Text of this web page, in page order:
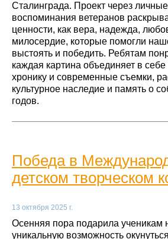
Сталинграда. Проект через
воспоминания ветеранов
ценности, как вера, надежда,
милосердие, которые помогли
выстоять и победить. Ребятам
каждая картина объединяет в
хронику и современные съемки,
культурное наследие и память о
годов.
Победа в
детском творческом
13 октября 2025 г.
Осенняя пора подарила
уникальную возможность